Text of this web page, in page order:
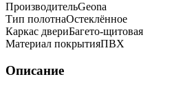
ПроизводительGeona
Тип полотнаОстеклённое
Каркас двериБагето-щитовая
Материал покрытияПВХ
Описание